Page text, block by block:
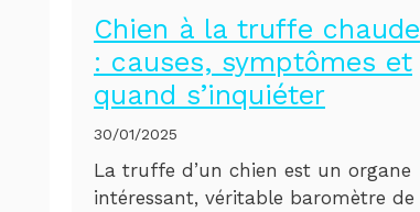
Chien à la truffe chaude
: causes, symptômes et
quand s’inquiéter
30/01/2025
La truffe d’un chien est un organe
intéressant, véritable baromètre de